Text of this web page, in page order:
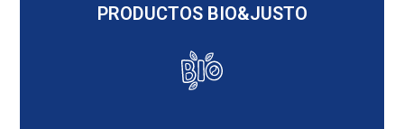
PRODUCTOS BIO&JUSTO